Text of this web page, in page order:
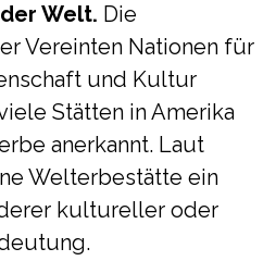
Welt. Die
Vereinten Nationen für
und Kultur
Stätten in Amerika
anerkannt. Laut
Welterbestätte ein
kultureller oder